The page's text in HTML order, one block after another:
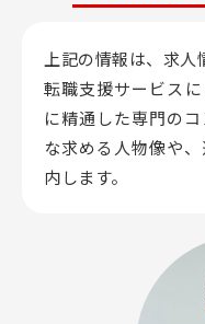
上記の情報は、求人
転職支援サービス
に精通した専門のコ
な求める人物像や
内します。